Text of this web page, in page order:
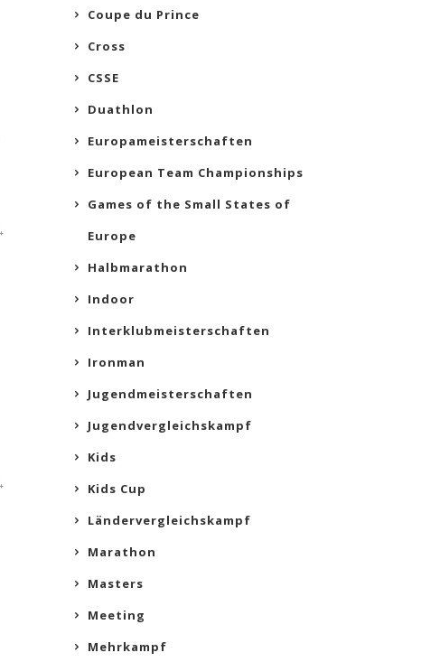
Coupe du Prince
Cross
CSSE
Duathlon
Europameisterschaften
European Team Championships
Games of the Small States of
Europe
Halbmarathon
Indoor
Interklubmeisterschaften
Ironman
Jugendmeisterschaften
Jugendvergleichskampf
Kids
Kids Cup
Ländervergleichskampf
Marathon
Masters
Meeting
Mehrkampf